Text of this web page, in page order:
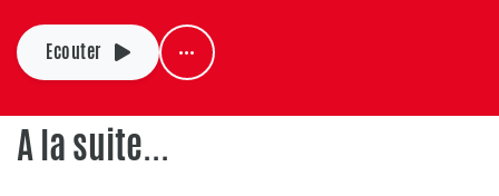
Ecouter
A la suite...